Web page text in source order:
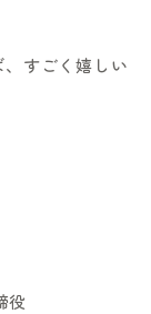
すごく嬉しい
役